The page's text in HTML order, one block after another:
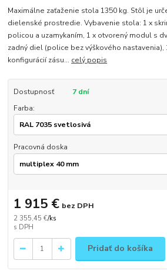
Maximálne zaťaženie stola 1350 kg. Stôl je
dielenské prostredie. Vybavenie stola: 1 x
policou a uzamykaním, 1 x otvorený modul s
zadný diel (police bez výškového nastavenia),
konfigurácií zásu... celý popis
Dostupnosť
7 dní
Farba:
Pracovná doska
2 355,45 €/ks
1 915 € bez DPH
Pridať do košíka